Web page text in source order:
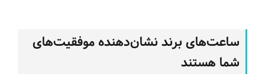
ساعت‌های برند نشان‌دهنده موفقیت‌های
شما هستند